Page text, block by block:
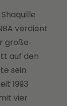
verdient
große
auf den
sein
1993
vier